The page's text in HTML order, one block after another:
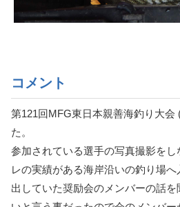
コメント
第121回MFG東日本親善海釣り大会
た。
参加されている選手の写真撮影を
レの実績がある海岸沿いの釣り場
出していた奨励会のメンバーの話